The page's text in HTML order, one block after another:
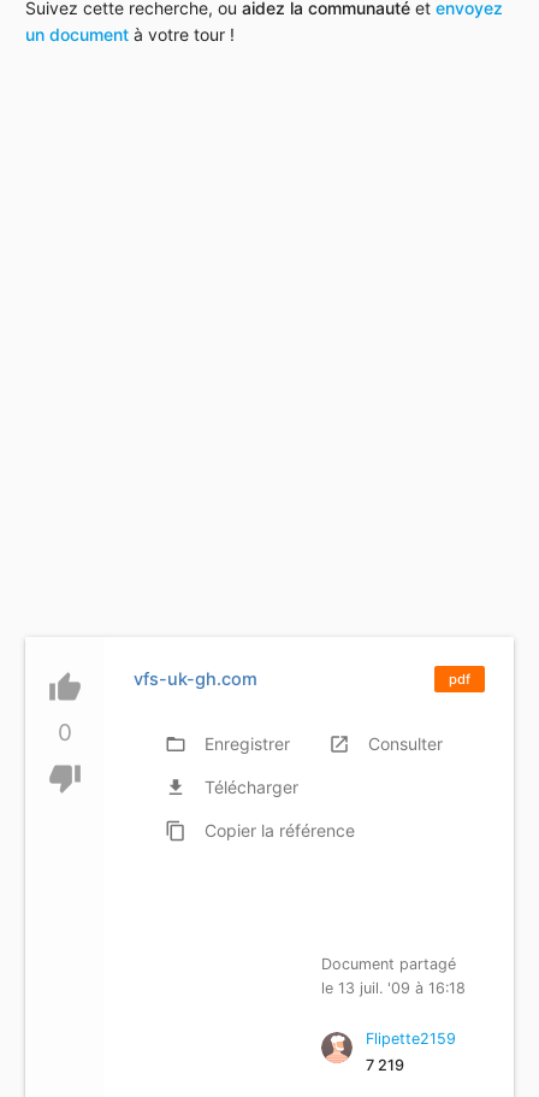
Suivez cette recherche, ou aidez la communauté et envoyez
un document à votre tour !
thumb_up
0
thumb_down
pdf
vfs-uk-gh.com
folder_open Enregistrer launch Consulter
file_download Télécharger
content_copy Copier la référence
Document partagé
le 13 juil. '09 à 16:18
Flipette2159
7 219